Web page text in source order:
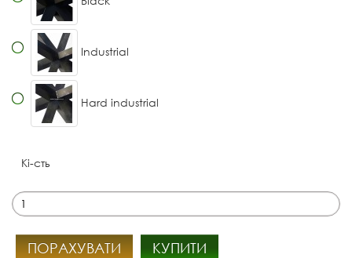
Industrial
Hard industrial
Кі-сть
ПОРАХУВАТИ КУПИТИ